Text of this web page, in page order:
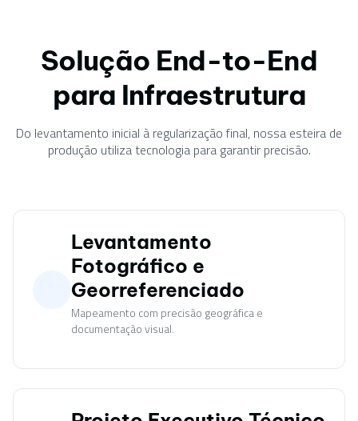
Solução End-to-End
para Infraestrutura
Do levantamento inicial à regularização final, nossa esteira de
produção utiliza tecnologia para garantir precisão.
Levantamento
Fotográfico e
Georreferenciado
Mapeamento com precisão geográfica e
documentação visual.